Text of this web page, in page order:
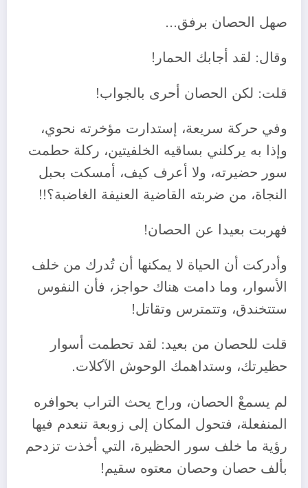
صهل الحصان برفق…
وقال: لقد أجابك الحمار!
قلت: لكن الحصان أحرى بالجواب!
وفي حركة سريعة، إستدارت مؤخرته نحوي،
وإذا به يركلني بساقيه الخلفيتين، ركلة حطمت
سور حضيرته، ولا أعرف كيف، أمسكت بحبل
النجاة، من ضربته القاضية العنيفة الغاضبة؟!!
فهربت بعيدا عن الحصان!
وأدركت أن الحياة لا يمكنها أن تُدرك من خلف
الأسوار، وما دامت هناك حواجز، فأن النفوس
ستتخندق، وتتمترس وتقاتل!
قلت للحصان من بعيد: لقد تحطمت أسوار
حظيرتك، وستداهمك الوحوش الآكلات.
لم يسمعْ الحصان، وراح يحث التراب بحوافره
المنفعلة، فتحول المكان إلى زوبعة تنعدم فيها
رؤية ما خلف سور الحظيرة، التي أخذت تزدحم
بألف حصان وحصان معتوه سقيم!